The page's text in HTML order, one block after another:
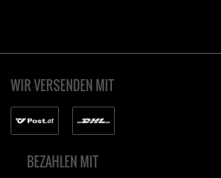
WIR VERSENDEN MIT
BEZAHLEN MIT